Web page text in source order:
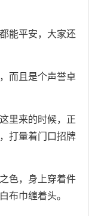
能平安，大家还
而且是个声誉卓
里来的时候，正
打量着门口招牌
色，身上穿着件
布巾缠着头。